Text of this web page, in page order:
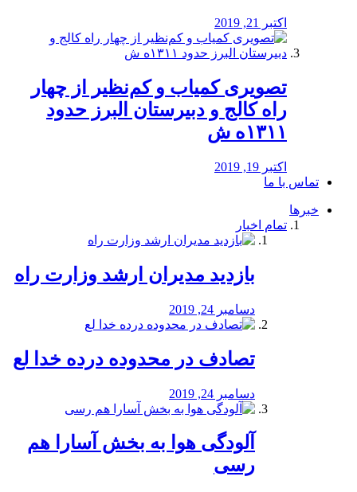
اکتبر 21, 2019
️تصویری کمیاب و کم‌نظیر از چهار
راه كالج و دبيرستان البرز حدود
۱۳۱۱ه ش
اکتبر 19, 2019
تماس با ما
خبرها
تمام اخبار
بازدید مدیران ارشد وزارت راه
دسامبر 24, 2019
تصادف در محدوده درده خدا لع
دسامبر 24, 2019
آلودگی هوا به بخش آسارا هم
رسی